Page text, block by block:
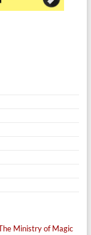
Ministry of Magic